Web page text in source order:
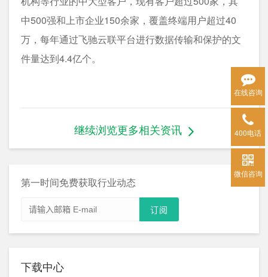
中500强和上市企业150余家，覆盖终端用户超过40
万，每年通过飞驰云联平台进行数据传输和保护的文
件量达到4.4亿个。
继续浏览更多相关资讯
第一时间免费获取行业动态
下载中心
在线咨询
400电话
微信咨询